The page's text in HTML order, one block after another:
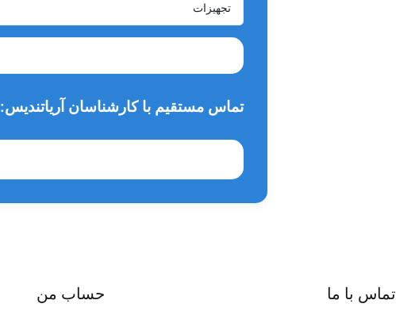
تماس مستقیم با کارشناسان آریاتندیس:
تماس با ما حساب من